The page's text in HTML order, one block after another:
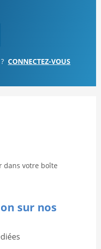
CONNECTEZ-VOUS
dans votre boîte
sur nos